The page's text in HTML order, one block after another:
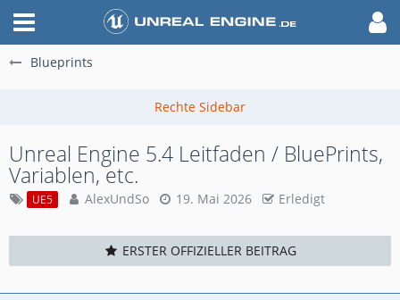
Blueprints
Unreal Engine 5.4 Leitfaden / BluePrints,
Variablen, etc.
UE5 AlexUndSo 19. Mai 2026 Erledigt
ERSTER OFFIZIELLER BEITRAG